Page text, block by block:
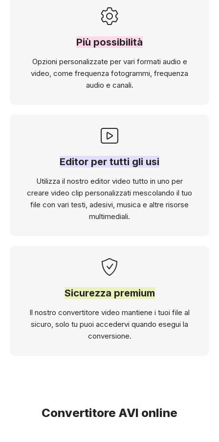
Più possibilità
Opzioni personalizzate per vari formati audio e
video, come frequenza fotogrammi, frequenza
audio e canali.
Editor per tutti gli usi
Utilizza il nostro editor video tutto in uno per
creare video clip personalizzati mescolando il tuo
file con vari testi, adesivi, musica e altre risorse
multimediali.
Sicurezza premium
Il nostro convertitore video mantiene i tuoi file al
sicuro, solo tu puoi accedervi quando esegui la
conversione.
Convertitore AVI online